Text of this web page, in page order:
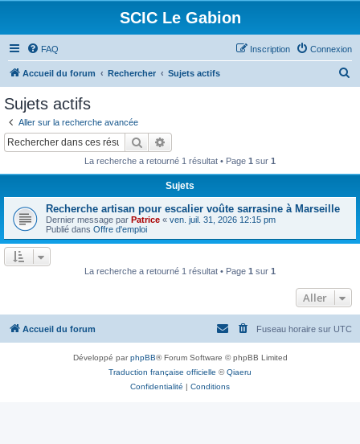
SCIC Le Gabion
FAQ Connexion
Inscription
Accueil du forum Rechercher Sujets actifs
r
Sujets actifs
Aller sur la recherche avancée
Rechercher
La recherche a retourné 1 résultat • Page 1 sur 1
Sujets
Recherche artisan pour escalier voûte sarrasine à Marseille
Dernier message par Patrice « ven. juil. 31, 2026 12:15 pm
Publié dans Offre d'emploi
La recherche a retourné 1 résultat • Page 1 sur 1
Aller
Accueil du forum Fuseau horaire sur UTC
Développé parphpBB® Forum Software © phpBB Limited
Traduction française officielle ©Qiaeru
Confidentialité | Conditions